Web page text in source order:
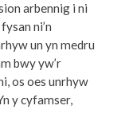
arbennig i ni
ni’n
un yn medru
bwy yw’r
os oes unrhyw
y cyfamser,